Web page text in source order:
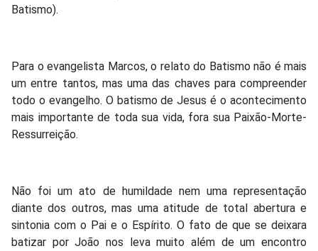
Batismo).
Para o evangelista Marcos, o relato do Batismo não é mais
um entre tantos, mas uma das chaves para compreender
todo o evangelho. O batismo de Jesus é o acontecimento
mais importante de toda sua vida, fora sua Paixão-Morte-
Ressurreição.
Não foi um ato de humildade nem uma representação
diante dos outros, mas uma atitude de total abertura e
sintonia com o Pai e o Espírito. O fato de que se deixara
batizar por João nos leva muito além de um encontro